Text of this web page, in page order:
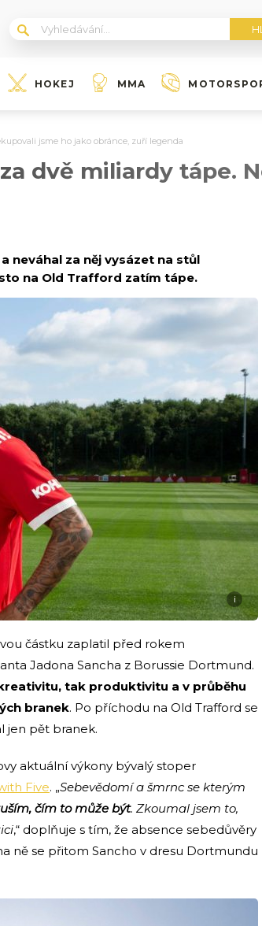
HOKEJ MMA
jsme ho jako obránce, zuří legenda
dvě miliardy tápe.
neváhal za něj vysázet na stůl
na Old Trafford zatím tápe.
i
částku zaplatil před rokem
Jadona Sancha z Borussie Dortmund.
tak produktivitu a v průběhu
branek. Po příchodu na Old Trafford se
jen pět branek.
aktuální výkony bývalý stoper
Five. „Sebevědomí a šmrnc se kterým
čím to může být. Zkoumal jsem to,
,“ doplňuje s tím, že absence sebedůvěry
ně se přitom Sancho v dresu Dortmundu